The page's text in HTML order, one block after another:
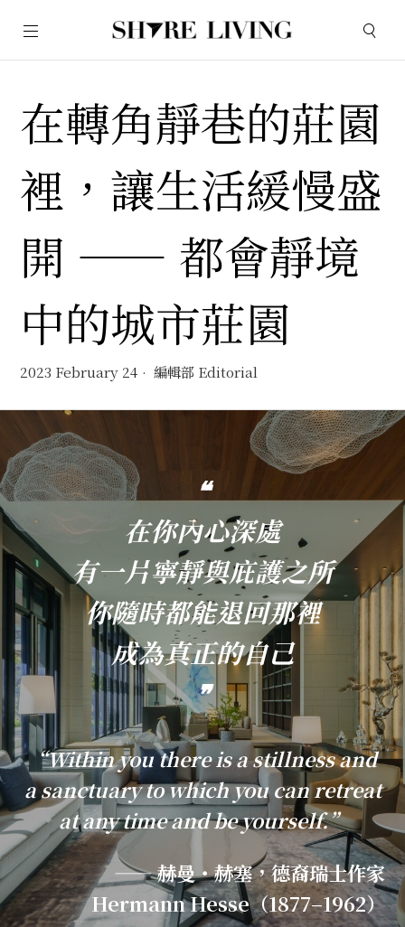
在轉角靜巷的莊園
裡，讓生活緩慢盛
開 —— 都會靜境
中的城市莊園
2023 February 24 編輯部 Editorial
❝
在你內心深處
有一片寧靜與庇護之所
你隨時都能退回那裡
成為真正的自己
❞
“Within you there is a stillness and
a sanctuary to which you can retreat
at any time and be yourself.”
—— 赫曼・赫塞，德裔瑞士作家
Hermann Hesse（1877–1962）